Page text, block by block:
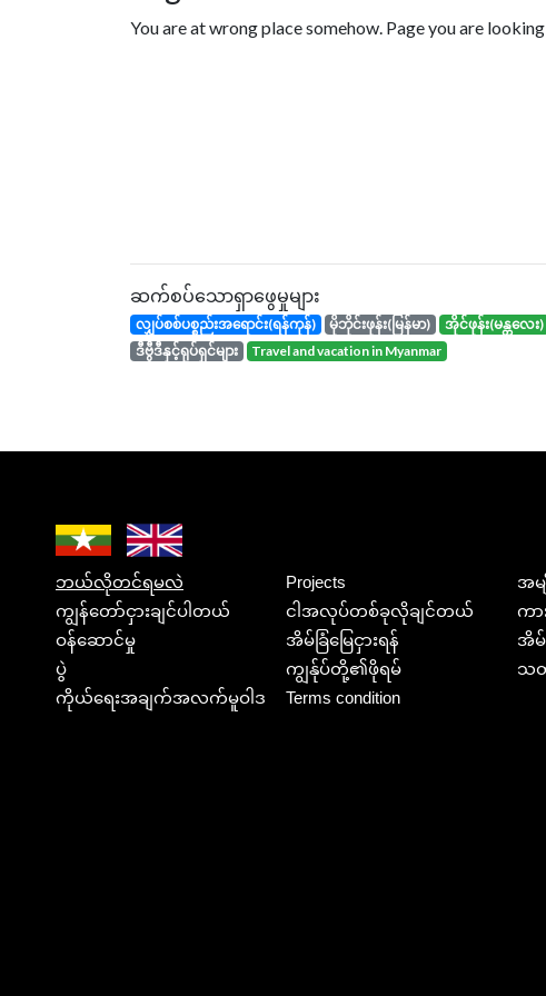
You are at wrong place somehow. Page you are
ဆက်စပ်သောရှာဖွေမှုများ
လျှပ်စစ်ပစ္စည်းအရောင်း(ရန်ကုန်) မိုဘိုင်းဖုန်း(မြန်မာ) အိုင်ဖုန်း(မန္တလေး)
ဒီဗွီဒီနှင့်ရုပ်ရှင်များ
travel and vacation in Myanmar
ဘယ်လိုတင်ရမလဲ Projects
အ
ကျွန်တော်ငှားချင်ပါတယ်
ငါအလုပ်တစ်ခုလိုချင်တယ်
ကာ
ဝန်ဆောင်မှု
အိမ်ခြံမြေငှားရန်
အိမ်
ပွဲ
ကျွန်ုပ်တို့၏ဖိုရမ်
သ
ကိုယ်ရေးအချက်အလက်မူဝါဒ
Terms condition